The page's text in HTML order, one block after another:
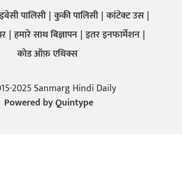
पालिसी कुकी पालिसी कांटेक्ट उस
हमारे साथ बिज्ञापन इतर इनफार्मेशन
कोड ऑफ़ एथिक्स
2025 Sanmarg Hindi Daily
Powered byQuintype